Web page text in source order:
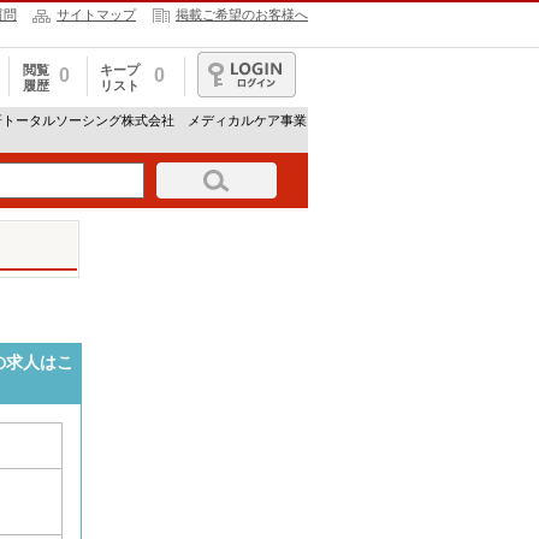
問 サイトマップ 掲載ご希望のお客様へ
閲覧
履歴
0
キープ
リスト
0
ログイン
ータルソーシング株式会社 メディカルケア事業
人はこ